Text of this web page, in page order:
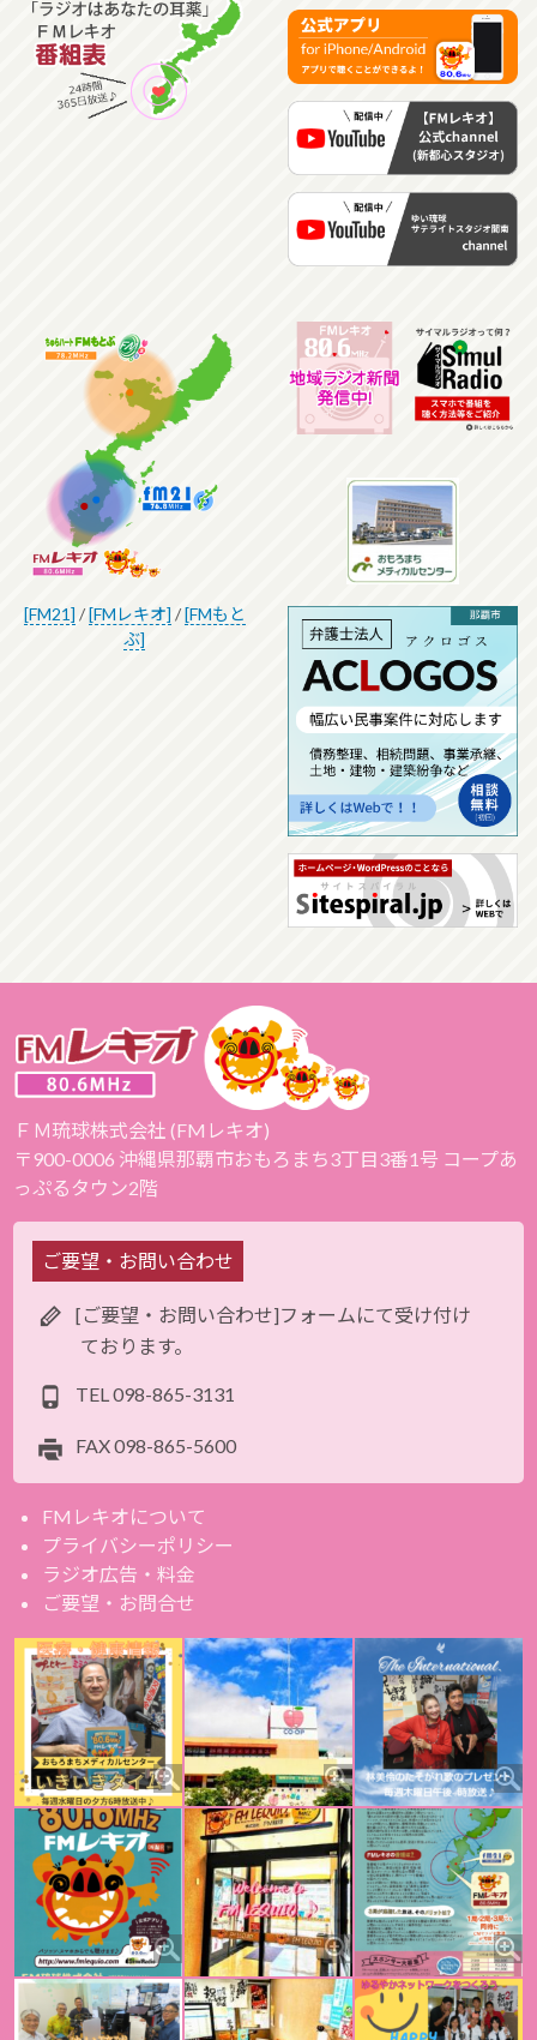
[FM21] /[FMレキオ] /[FMもと
ぶ]
ＦＭ琉球株式会社 (FMレキオ)
〒900-0006 沖縄県那覇市おもろまち3丁目3番1号 コープあ
っぷるタウン2階
ご要望・お問い合わせ
[ご要望・お問い合わせ]フォームにて受け付け
ております。
TEL098-865-3131
FAX098-865-5600
FMレキオについて
プライバシーポリシー
ラジオ広告・料金
ご要望・お問合せ